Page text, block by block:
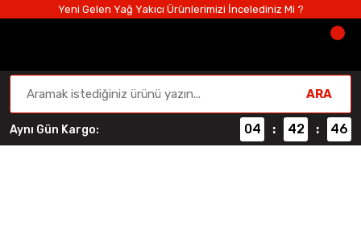
Yeni Gelen Yağ Yakıcı Ürünlerimizi İncelediniz Mi ?
ARA
Aynı Gün Kargo: 04 : 42 : 46